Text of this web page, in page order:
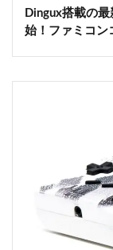
Dingux搭載の
始！ファミコン